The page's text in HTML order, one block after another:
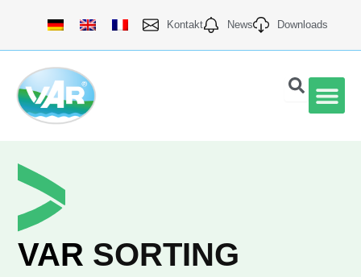
springen
Kontakt News Downloads
VAR SORTING